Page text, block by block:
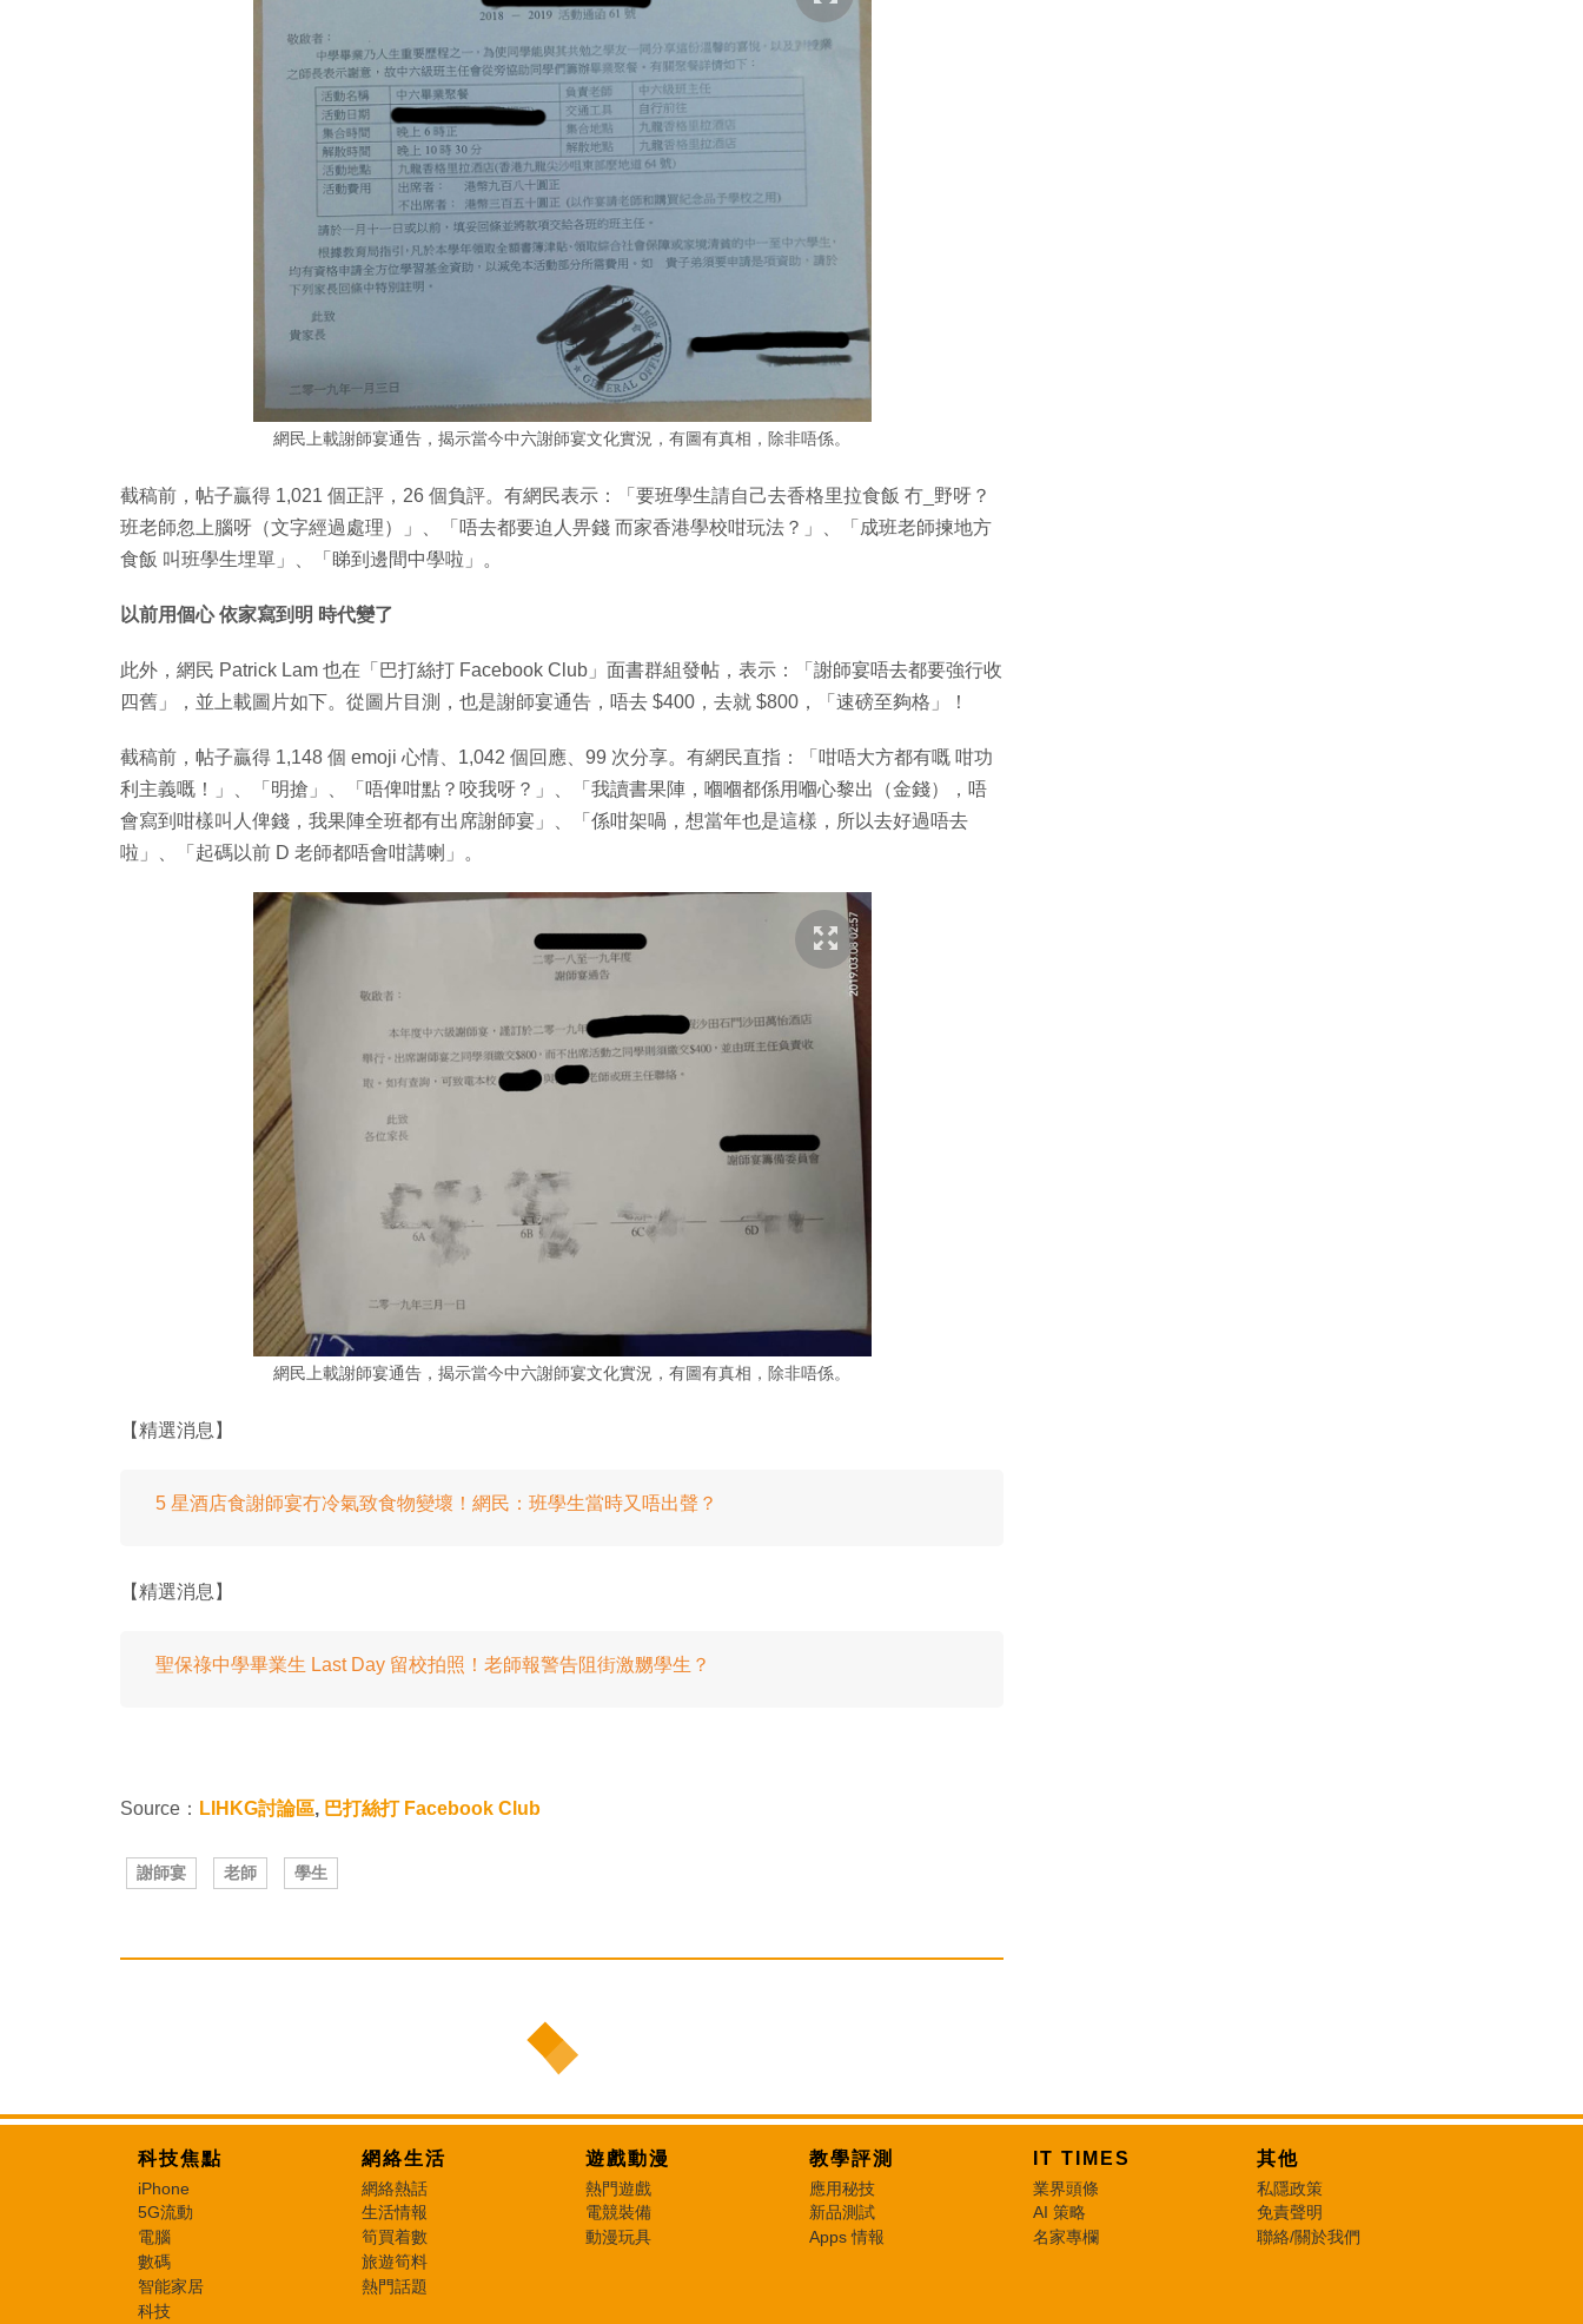
網民上載謝師宴通告，揭示當今中六謝師宴文化實況，有圖有真相，除非唔係。
截稿前，帖子贏得 1,021 個正評，26 個負評。有網民表示：「要班學生請自己去香格里拉食飯 冇_野呀？
班老師忽上腦呀（文字經過處理）」、「唔去都要迫人畀錢 而家香港學校咁玩法？」、「成班老師揀地方
食飯 叫班學生埋單」、「睇到邊間中學啦」。
以前用個心 依家寫到明 時代變了
此外，網民 Patrick Lam 也在「‎巴打絲打 Facebook Club」面書群組發帖，表示：「謝師宴唔去都要強行收
四舊」，並上載圖片如下。從圖片目測，也是謝師宴通告，唔去 $400，去就 $800，「速磅至夠格」！
截稿前，帖子贏得 1,148 個 emoji 心情、1,042 個回應、99 次分享。有網民直指：「咁唔大方都有嘅 咁功
利主義嘅！」、「明搶」、「唔俾咁點？咬我呀？」、「我讀書果陣，嗰嗰都係用嗰心黎出（金錢），唔
會寫到咁樣叫人俾錢，我果陣全班都有出席謝師宴」、「係咁架喎，想當年也是這樣，所以去好過唔去
啦」、「起碼以前 D 老師都唔會咁講喇」。
網民上載謝師宴通告，揭示當今中六謝師宴文化實況，有圖有真相，除非唔係。
【精選消息】
5 星酒店食謝師宴冇冷氣致食物變壞！網民：班學生當時又唔出聲？
【精選消息】
聖保祿中學畢業生 Last Day 留校拍照！老師報警告阻街激嬲學生？
Source： LIHKG討論區, 巴打絲打 Facebook Club
謝師宴 老師 學生
科技焦點
iPhone
5G流動
電腦
數碼
智能家居
科技
網絡生活
網絡熱話
生活情報
筍買着數
旅遊筍料
熱門話題
遊戲動漫
熱門遊戲
電競裝備
動漫玩具
教學評測
應用秘技
新品測試
Apps 情報
IT TIMES
業界頭條
AI 策略
名家專欄
其他
私隱政策
免責聲明
聯絡/關於我們